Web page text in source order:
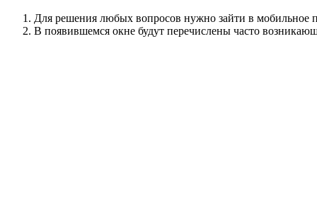
Для решения любых вопросов нужно зайти в мобильное
В появившемся окне будут перечислены часто